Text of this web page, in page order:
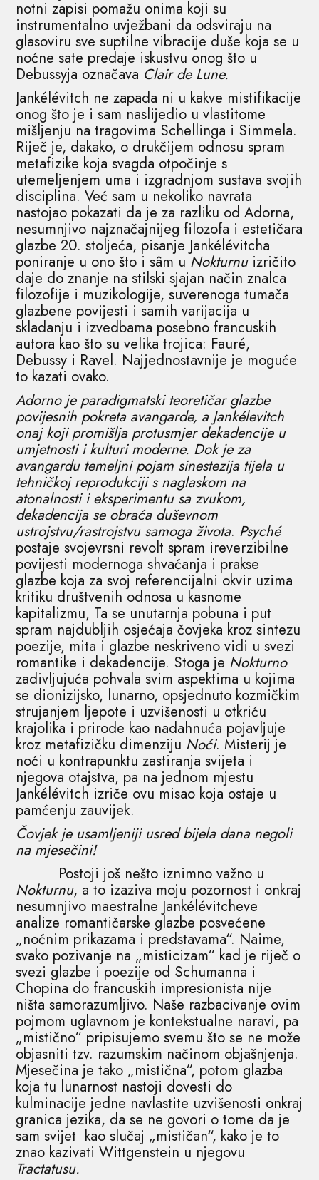
notni zapisi pomažu onima koji su
instrumentalno uvježbani da odsviraju na
glasoviru sve suptilne vibracije duše koja se u
noćne sate predaje iskustvu onog što u
Debussyja označava Clair de Lune.
Jankélévitch ne zapada ni u kakve mistifikacije
onog što je i sam naslijedio u vlastitome
mišljenju na tragovima Schellinga i Simmela.
Riječ je, dakako, o drukčijem odnosu spram
metafizike koja svagda otpočinje s
utemeljenjem uma i izgradnjom sustava svojih
disciplina. Već sam u nekoliko navrata
nastojao pokazati da je za razliku od Adorna,
nesumnjivo najznačajnijeg filozofa i estetičara
glazbe 20. stoljeća, pisanje Jankélévitcha
poniranje u ono što i sâm u Nokturnu izričito
daje do znanje na stilski sjajan način znalca
filozofije i muzikologije, suverenoga tumača
glazbene povijesti i samih varijacija u
skladanju i izvedbama posebno francuskih
autora kao što su velika trojica: Fauré,
Debussy i Ravel. Najjednostavnije je moguće
to kazati ovako.
Adorno je paradigmatski teoretičar glazbe
povijesnih pokreta avangarde, a Jankélevitch
onaj koji promišlja protusmjer dekadencije u
umjetnosti i kulturi moderne. Dok je za
avangardu temeljni pojam sinestezija tijela u
tehničkoj reprodukciji s naglaskom na
atonalnosti i eksperimentu sa zvukom,
dekadencija se obraća duševnom
ustrojstvu/rastrojstvu samoga života. Psyché
postaje svojevrsni revolt spram ireverzibilne
povijesti modernoga shvaćanja i prakse
glazbe koja za svoj referencijalni okvir uzima
kritiku društvenih odnosa u kasnome
kapitalizmu, Ta se unutarnja pobuna i put
spram najdubljih osjećaja čovjeka kroz sintezu
poezije, mita i glazbe neskriveno vidi u svezi
romantike i dekadencije. Stoga je Nokturno
zadivljujuća pohvala svim aspektima u kojima
se dionizijsko, lunarno, opsjednuto kozmičkim
strujanjem ljepote i uzvišenosti u otkriću
krajolika i prirode kao nadahnuća pojavljuje
kroz metafizičku dimenziju Noći. Misterij je
noći u kontrapunktu zastiranja svijeta i
njegova otajstva, pa na jednom mjestu
Jankélévitch izriče ovu misao koja ostaje u
pamćenju zauvijek.
Čovjek je usamljeniji usred bijela dana negoli
na mjesečini!
Postoji još nešto iznimno važno u
Nokturnu, a to izaziva moju pozornost i onkraj
nesumnjivo maestralne Jankélévitcheve
analize romantičarske glazbe posvećene
„noćnim prikazama i predstavama“. Naime,
svako pozivanje na „misticizam“ kad je riječ o
svezi glazbe i poezije od Schumanna i
Chopina do francuskih impresionista nije
ništa samorazumljivo. Naše razbacivanje ovim
pojmom uglavnom je kontekstualne naravi, pa
„mistično“ pripisujemo svemu što se ne može
objasniti tzv. razumskim načinom objašnjenja.
Mjesečina je tako „mistična“, potom glazba
koja tu lunarnost nastoji dovesti do
kulminacije jedne navlastite uzvišenosti onkraj
granica jezika, da se ne govori o tome da je
sam svijet kao slučaj „mističan“, kako je to
znao kazivati Wittgenstein u njegovu
Tractatusu.